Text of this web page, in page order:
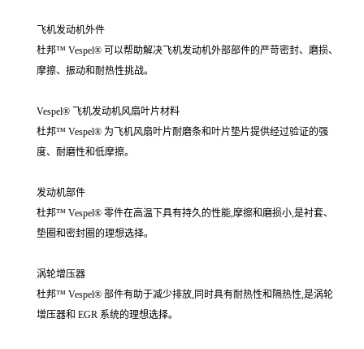
飞机发动机外件
杜邦™ Vespel® 可以帮助解决飞机发动机外部部件的严苛密封、磨损、
摩擦、振动和耐热性挑战。
Vespel® 飞机发动机风扇叶片材料
杜邦™ Vespel® 为飞机风扇叶片耐磨条和叶片垫片提供经过验证的强
度、耐磨性和低摩擦。
发动机部件
杜邦™ Vespel® 零件在高温下具有持久的性能,摩擦和磨损小,是衬套、
垫圈和密封圈的理想选择。
涡轮增压器
杜邦™ Vespel® 部件有助于减少排放,同时具有耐热性和隔热性,是涡轮
增压器和 EGR 系统的理想选择。